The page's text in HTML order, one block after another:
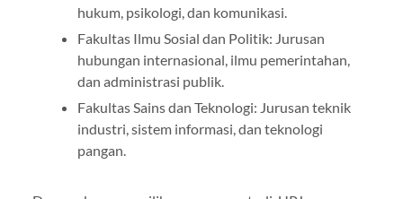
hukum, psikologi, dan komunikasi.
Fakultas Ilmu Sosial dan Politik: Jurusan
hubungan internasional, ilmu pemerintahan,
dan administrasi publik.
Fakultas Sains dan Teknologi: Jurusan teknik
industri, sistem informasi, dan teknologi
pangan.